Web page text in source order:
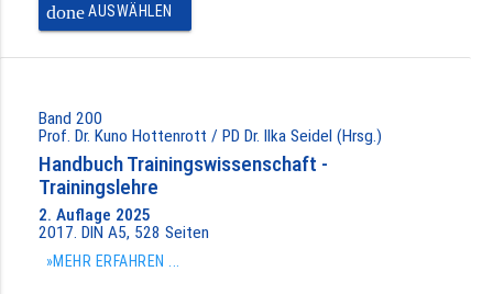
doneAUSWÄHLEN
Band 200
Prof. Dr. Kuno Hottenrott / PD Dr. Ilka Seidel (Hrsg.)
Handbuch Trainingswissenschaft -
Trainingslehre
2. Auflage 2025
2017. DIN A5, 528 Seiten
»MEHR ERFAHREN ...